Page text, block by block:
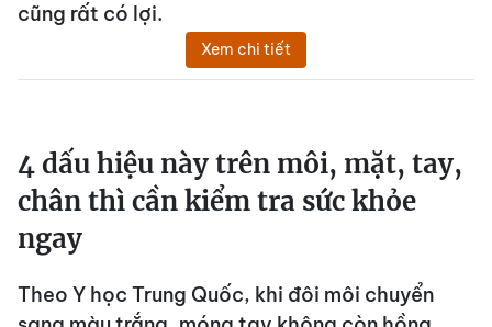
cũng rất có lợi.
Xem chi tiết
4 dấu hiệu này trên môi, mặt, tay,
chân thì cần kiểm tra sức khỏe
ngay
Theo Y học Trung Quốc, khi đôi môi chuyển